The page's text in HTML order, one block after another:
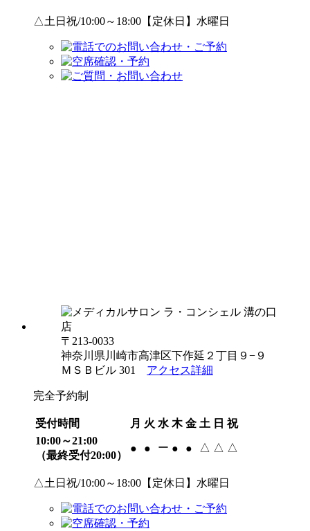
△土日祝/10:00～18:00【定休日】水曜日
〒213-0033
神奈川県川崎市高津区下作延２丁目９−９
ＭＳＢビル 301 アクセス詳細
完全予約制
受付時間 月 火 水 木 金 土 日 祝
10:00～21:00
（最終受付20:00）
● ● ー ● ● △ △ △
△土日祝/10:00～18:00【定休日】水曜日